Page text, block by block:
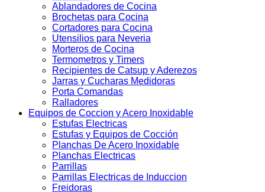
Ablandadores de Cocina
Brochetas para Cocina
Cortadores para Cocina
Utensilios para Neveria
Morteros de Cocina
Termometros y Timers
Recipientes de Catsup y Aderezos
Jarras y Cucharas Medidoras
Porta Comandas
Ralladores
Equipos de Coccion y Acero Inoxidable
Estufas Electricas
Estufas y Equipos de Cocción
Planchas De Acero Inoxidable
Planchas Electricas
Parrillas
Parrillas Electricas de Induccion
Freidoras